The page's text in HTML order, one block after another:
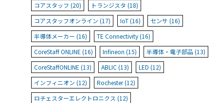
コアスタッフ (20)
トランジスタ (18)
コアスタッフオンライン (17)
IoT (16)
センサ (16)
半導体メーカー (16)
TE Connectivity (16)
CoreStaff ONLINE (16)
Infineon (15)
半導体・電子部品 (13)
CoreStaffONLINE (13)
ABLIC (13)
LED (12)
インフィニオン (12)
Rochester (12)
ロチェスターエレクトロニクス (12)